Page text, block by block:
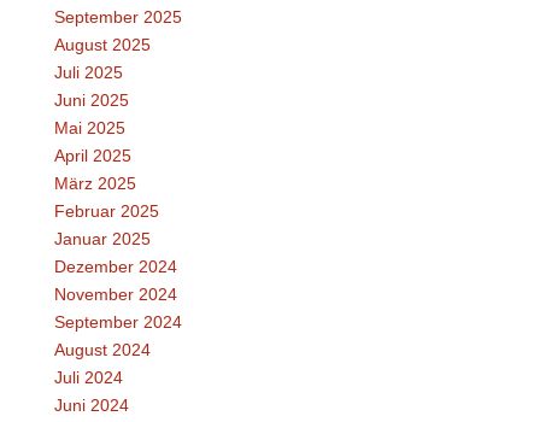
September 2025
August 2025
Juli 2025
Juni 2025
Mai 2025
April 2025
März 2025
Februar 2025
Januar 2025
Dezember 2024
November 2024
September 2024
August 2024
Juli 2024
Juni 2024